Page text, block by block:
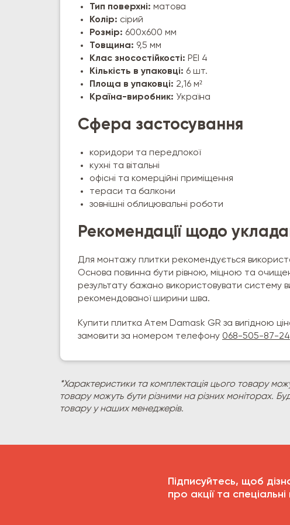
Тип поверхні: матова
Колір: сірий
Розмір: 600х600 мм
Товщина: 9,5 мм
Клас зносостійкості: PEI 4
Кількість в упаковці: 6 шт.
Площа в упаковці: 2,16 м²
Країна-виробник: Україна
Сфера застосування
коридори та передпокої
кухні та вітальні
офісні та комерційні приміщення
тераси та балкони
зовнішні облицювальні роботи
Рекомендації щодо
Для монтажу плитки рекомендується
Основа повинна бути рівною, міцною та
результату бажано використовувати систему
рекомендованої ширини шва.
Купити плитка Атем Damask GR за вигідною
замовити за номером телефону 068-505-87-24
*Характеристики та комплектація цього товару
товару можуть бути різними на різних моніторах.
товару у наших менеджерів.
Підписуйтесь, щоб
про акції та спеціальні